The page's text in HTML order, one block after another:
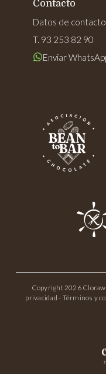
Contacto
Datos de
T. 93 253 82 90
Enviar
Copyright 2026
privacidad - Términos y